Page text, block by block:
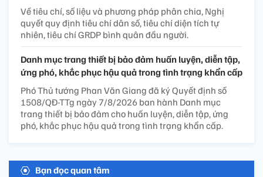
Về tiêu chí, số liệu và phương pháp phân chia, Nghị
quyết quy định tiêu chí dân số, tiêu chí diện tích tự
nhiên, tiêu chí GRDP bình quân đầu người.
Danh mục trang thiết bị bảo đảm huấn luyện, diễn tập,
ứng phó, khắc phục hậu quả trong tình trạng khẩn cấp
Phó Thủ tướng Phan Văn Giang đã ký Quyết định số
1508/QĐ-TTg ngày 7/8/2026 ban hành Danh mục
trang thiết bị bảo đảm cho huấn luyện, diễn tập, ứng
phó, khắc phục hậu quả trong tình trạng khẩn cấp.
Bạn đọc quan tâm